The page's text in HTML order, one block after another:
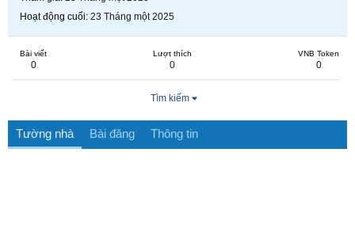
Hoạt động cuối 23 Tháng một 2025
Bài viết
0
Lượt thích
0
VNB Token
0
Tìm kiếm
Tường nhà Bài đăng Thông tin